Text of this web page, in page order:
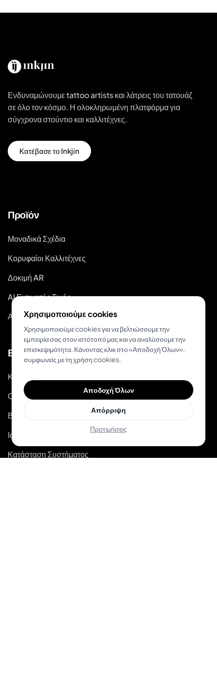
Ενδυναμώνουμε tattoo artists και λάτρεις του τατουάζ
σε όλο τον κόσμο. Η ολοκληρωμένη πλατφόρμα για
σύγχρονα στούντιο και καλλιτέχνες.
Κατέβασε το Inkjin
Προϊόν
Μοναδικά Σχέδια
Κορυφαίοι Καλλιτέχνες
Δοκιμή AR
AI Εκτιμητής Τιμής
Αναζήτηση Σχεδίων Τατουάζ
Βοήθεια
Κέντρο Βοήθειας
Οδηγοί Τατουάζ
Βίντεο-οδηγοί στο Youtube
Ιστολόγιο
Κατάσταση Συστήματος
Χρησιμοποιούμε cookies
Χρησιμοποιούμε cookies για να βελτιώσουμε την
εμπειρία σας στον ιστότοπό μας και να αναλύσουμε την
επισκεψιμότητα. Κάνοντας κλικ στο «Αποδοχή Όλων»,
συμφωνείς με τη χρήση cookies.
Αποδοχή Όλων
Απόρριψη
Προτιμήσεις